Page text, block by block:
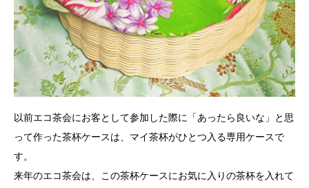
以前エコ茶会にお客として参加した際に「あったら良いな」と思
って作った茶杯ケースは、マイ茶杯がひとつ入る専用ケースで
す。
来年のエコ茶会は、この茶杯ケースにお気に入りの茶杯を入れて